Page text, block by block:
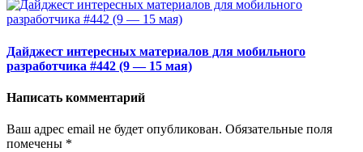
Дайджест интересных материалов для мобильного
разработчика #442 (9 — 15 мая)
Написать комментарий
Ваш адрес email не будет опубликован. Обязательные поля
помечены *